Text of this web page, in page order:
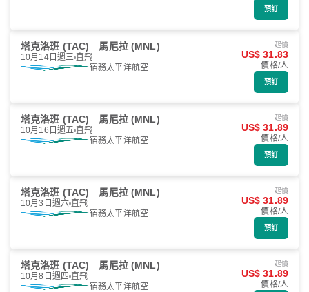
預訂
塔克洛班 (TAC) 馬尼拉 (MNL)
10月14日週三 直飛
宿務太平洋航空
起價
US$ 31.83
價格/人
預訂
塔克洛班 (TAC) 馬尼拉 (MNL)
10月16日週五 直飛
宿務太平洋航空
起價
US$ 31.89
價格/人
預訂
塔克洛班 (TAC) 馬尼拉 (MNL)
10月3日週六 直飛
宿務太平洋航空
起價
US$ 31.89
價格/人
預訂
塔克洛班 (TAC) 馬尼拉 (MNL)
10月8日週四 直飛
宿務太平洋航空
起價
US$ 31.89
價格/人